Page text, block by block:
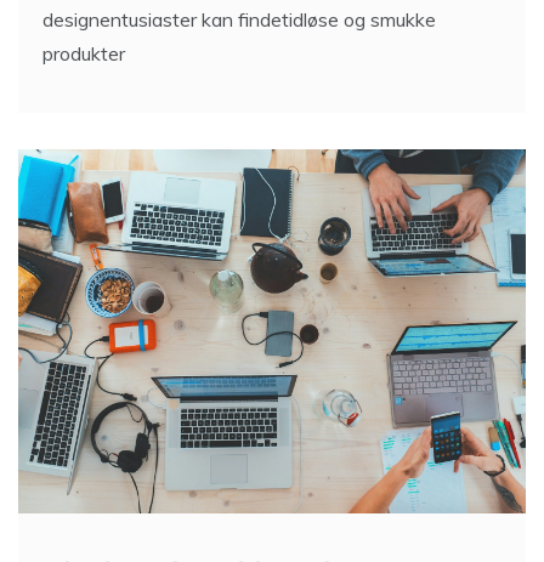
designentusiaster kan findetidløse og smukke
produkter